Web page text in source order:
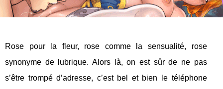
Rose pour la fleur, rose comme la sensualité, rose
synonyme de lubrique. Alors là, on est sûr de ne pas
s’être trompé d’adresse, c’est bel et bien le téléphone